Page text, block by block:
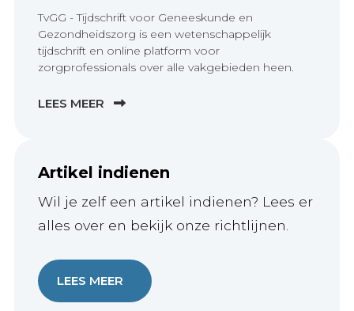
TvGG - Tijdschrift voor Geneeskunde en
Gezondheidszorg is een wetenschappelijk
tijdschrift en online platform voor
zorgprofessionals over alle vakgebieden heen.
LEES MEER
Artikel indienen
Wil je zelf een artikel indienen? Lees er
alles over en bekijk onze richtlijnen.
LEES MEER